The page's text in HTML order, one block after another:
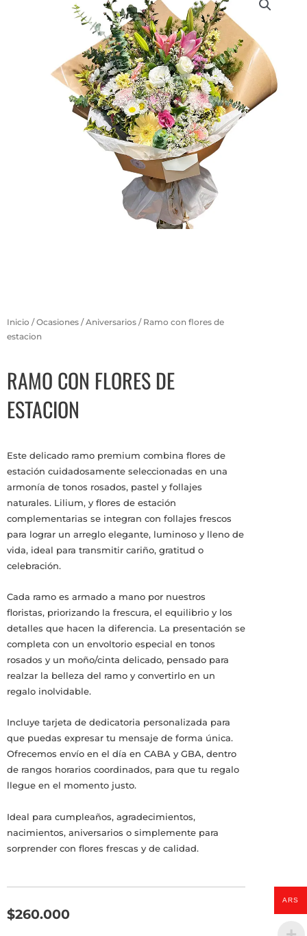
Inicio / Ocasiones / Aniversarios / Ramo con flores de
estacion
RAMO CON FLORES DE
ESTACION
Este delicado ramo premium combina flores de
estación cuidadosamente seleccionadas en una
armonía de tonos rosados, pastel y follajes
naturales. Lilium, y flores de estación
complementarias se integran con follajes frescos
para lograr un arreglo elegante, luminoso y lleno de
vida, ideal para transmitir cariño, gratitud o
celebración.
Cada ramo es armado a mano por nuestros
floristas, priorizando la frescura, el equilibrio y los
detalles que hacen la diferencia. La presentación se
completa con un envoltorio especial en tonos
rosados y un moño/cinta delicado, pensado para
realzar la belleza del ramo y convertirlo en un
regalo inolvidable.
Incluye tarjeta de dedicatoria personalizada para
que puedas expresar tu mensaje de forma única.
Ofrecemos envío en el día en CABA y GBA, dentro
de rangos horarios coordinados, para que tu regalo
llegue en el momento justo.
Ideal para cumpleaños, agradecimientos,
nacimientos, aniversarios o simplemente para
sorprender con flores frescas y de calidad.
$260.000
ARS